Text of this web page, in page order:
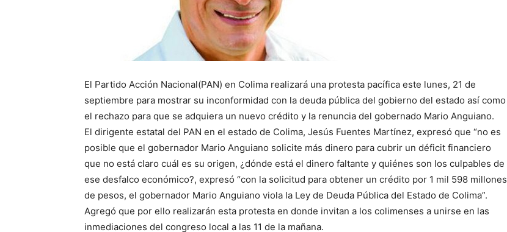
El Partido Acción Nacional(PAN) en Colima realizará una protesta pacífica este lunes, 21 de
septiembre para mostrar su inconformidad con la deuda pública del gobierno del estado así como
el rechazo para que se adquiera un nuevo crédito y la renuncia del gobernado Mario Anguiano.
El dirigente estatal del PAN en el estado de Colima, Jesús Fuentes Martínez, expresó que “no es
posible que el gobernador Mario Anguiano solicite más dinero para cubrir un déficit financiero
que no está claro cuál es su origen, ¿dónde está el dinero faltante y quiénes son los culpables de
ese desfalco económico?, expresó “con la solicitud para obtener un crédito por 1 mil 598 millones
de pesos, el gobernador Mario Anguiano viola la Ley de Deuda Pública del Estado de Colima”.
Agregó que por ello realizarán esta protesta en donde invitan a los colimenses a unirse en las
inmediaciones del congreso local a las 11 de la mañana.